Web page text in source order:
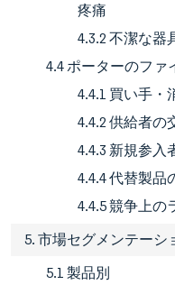
疼痛
4.3.2 不潔な器
4.4 ポーターのファ
4.4.1 買い手・
4.4.2 供給者の
4.4.3 新規参入
4.4.4 代替製品
4.4.5 競争上の
5. 市場セグメンテーシ
5.1 製品別